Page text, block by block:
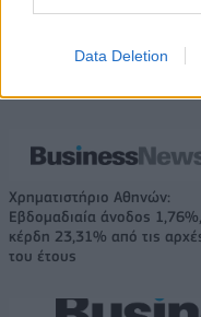
Data Deletion
Fourlis: Συμφωνία για την
Χρηματιστήριο Αθηνών:
Εβδομαδιαία άνοδος 1,76%,
κέρδη 23,31% από τις
του έτους